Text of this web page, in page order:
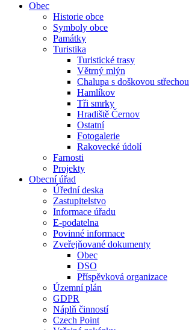
Obec
Historie obce
Symboly obce
Památky
Turistika
Turistické trasy
Větrný mlýn
Chalupa s doškovou střechou
Hamlíkov
Tři smrky
Hradiště Černov
Ostatní
Fotogalerie
Rakovecké údolí
Farnosti
Projekty
Obecní úřad
Úřední deska
Zastupitelstvo
Informace úřadu
E-podatelna
Povinné informace
Zveřejňované dokumenty
Obec
DSO
Příspěvková organizace
Územní plán
GDPR
Náplň činností
Czech Point